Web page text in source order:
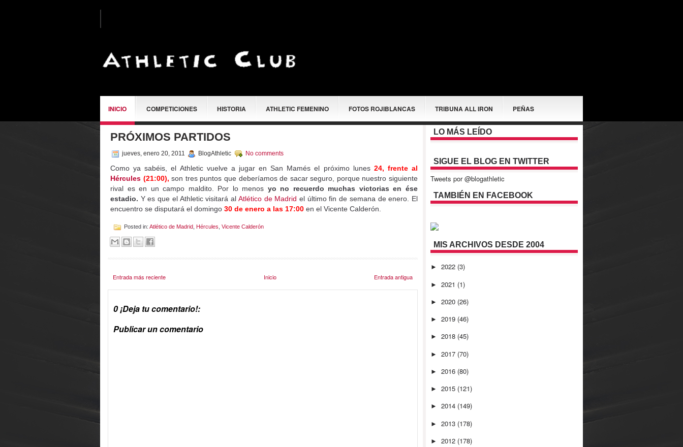
INICIO COMPETICIONES HISTORIA ATHLETIC FEMENINO FOTOS ROJIBLANCAS TRIBUNA ALL IRON PEÑAS
SOBRE MÍ
PRÓXIMOS PARTIDOS
jueves, enero 20, 2011 BlogAthletic No comments
Como ya sabéis, el Athletic vuelve a jugar en San Mamés el próximo lunes 24, frente al
Hércules (21:00), son tres puntos que deberíamos de sacar seguro, porque nuestro siguiente
rival es en un campo maldito. Por lo menos yo no recuerdo muchas victorias en ése
estadio. Y es que el Athletic visitará al Atlético de Madrid el último fin de semana de enero. El
encuentro se disputará el domingo 30 de enero a las 17:00 en el Vicente Calderón.
Posted in: Atlético de Madrid Hércules Vicente Calderón
Entrada más reciente Entrada antigua
Inicio
0 ¡Deja tu comentario!:
Publicar un comentario
LO MÁS LEÍDO
SIGUE EL BLOG EN TWITTER
Tweets por @blogathletic
TAMBIÉN EN FACEBOOK
MIS ARCHIVOS DESDE 2004
► 2022 (3)
► 2021 (1)
► 2020 (26)
► 2019 (46)
► 2018 (45)
► 2017 (70)
► 2016 (80)
► 2015 (121)
► 2014 (149)
► 2013 (178)
► 2012 (178)